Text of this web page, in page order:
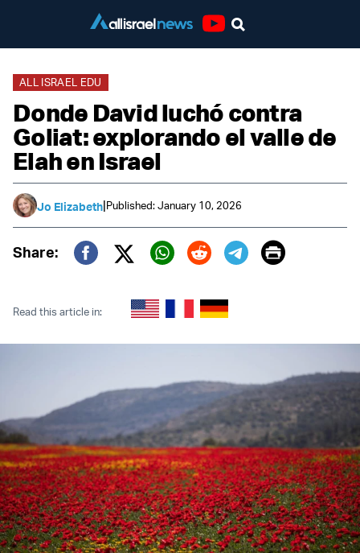
ALL ISRAEL EDU
Donde David luchó contra
Goliat: explorando el valle de
Elah en Israel
Jo Elizabeth|Published: January 10, 2026
Share:
Twitter (X)
Print
Read this article in: